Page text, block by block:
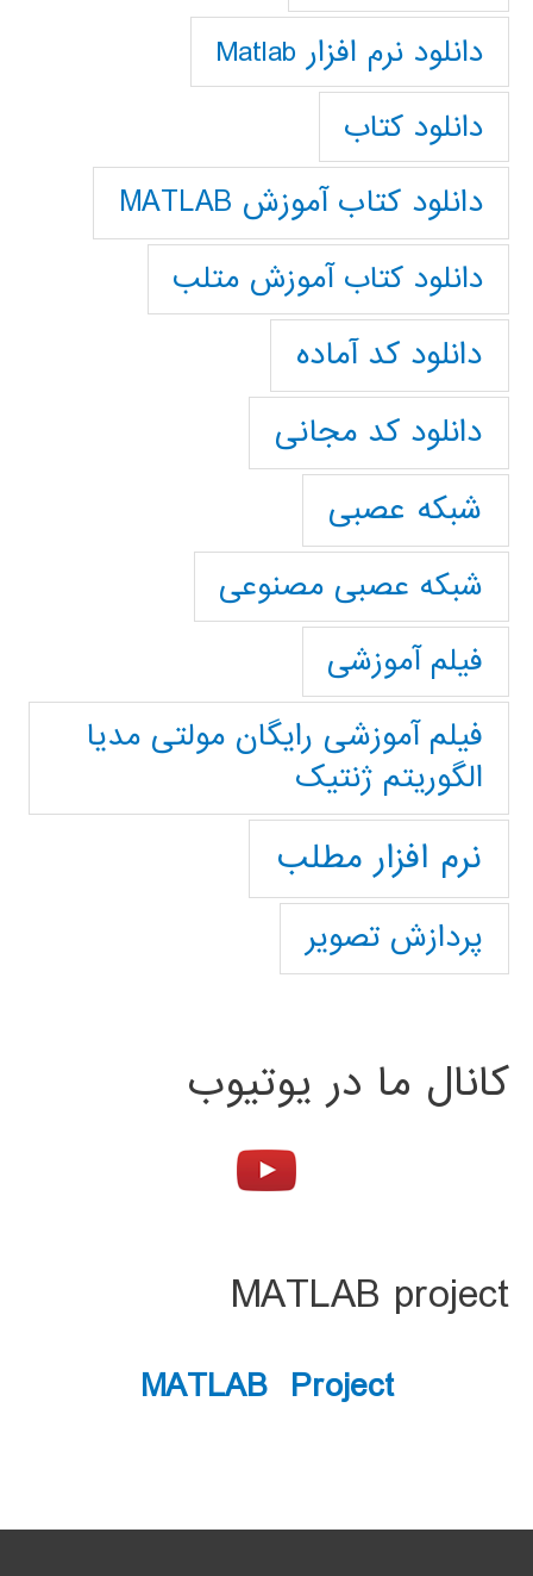
دانلود نرم افزار Matlab
دانلود کتاب
دانلود کتاب آموزش MATLAB
دانلود کتاب آموزش متلب
دانلود کد آماده
دانلود کد مجانی
شبکه عصبی
شبکه عصبی مصنوعی
فیلم آموزشی
فیلم آموزشی رایگان مولتی مدیا
الگوریتم ژنتیک
نرم افزار مطلب
پردازش تصویر
کانال ما در یوتیوب
MATLAB project
MATLAB Project